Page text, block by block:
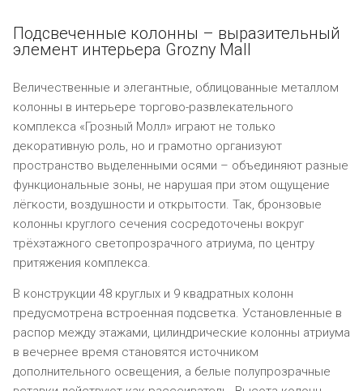
Подсвеченные колонны – выразительный
элемент интерьера Grozny Mall
Величественные и элегантные, облицованные металлом
колонны в интерьере торгово-развлекательного
комплекса «Грозный Молл» играют не только
декоративную роль, но и грамотно организуют
пространство выделенными осями – объединяют разные
функциональные зоны, не нарушая при этом ощущение
лёгкости, воздушности и открытости. Так, бронзовые
колонны круглого сечения сосредоточены вокруг
трёхэтажного светопрозрачного атриума, по центру
притяжения комплекса.
В конструкции 48 круглых и 9 квадратных колонн
предусмотрена встроенная подсветка. Установленные в
распор между этажами, цилиндрические колонны атриума
в вечернее время становятся источником
дополнительного освещения, а белые полупрозрачные